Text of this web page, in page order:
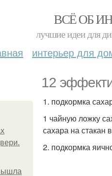
ВСЁ ОБ
лучшие идеи для
интерьер для
12
1. подкормка
1 чайную ложку
сахара на стакан
2. подкормка